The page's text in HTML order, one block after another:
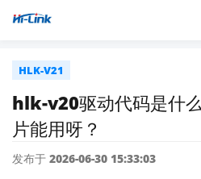
HLK-V21
hlk-v20驱动代码是什
片能用呀？
发布于 2026-06-30 15:33:03